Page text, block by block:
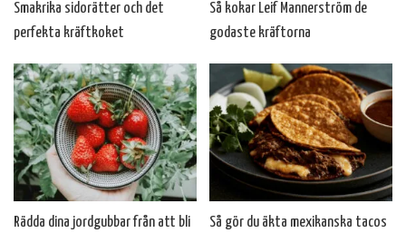
Smakrika sidorätter och det
perfekta kräftkoket
Så kokar Leif Mannerström de
godaste kräftorna
Rädda dina jordgubbar från att bli Så gör du äkta mexikanska tacos